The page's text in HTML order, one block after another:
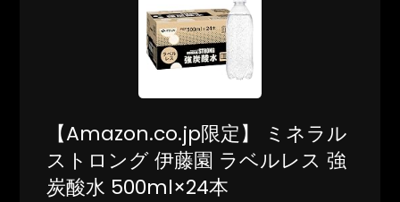
【Amazon.co.jp限定】 ミネラル
ストロング 伊藤園 ラベルレス 強
炭酸水 500ml×24本